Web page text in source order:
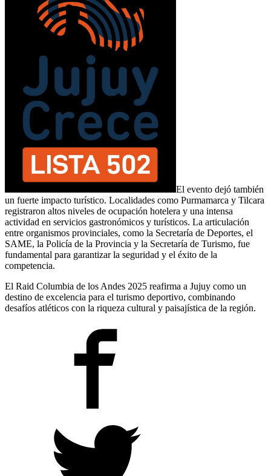
El evento dejó también
un fuerte impacto turístico. Localidades como Purmamarca y Tilcara
registraron altos niveles de ocupación hotelera y una intensa
actividad en servicios gastronómicos y turísticos. La articulación
entre organismos provinciales, como la Secretaría de Deportes, el
SAME, la Policía de la Provincia y la Secretaría de Turismo, fue
fundamental para garantizar la seguridad y el éxito de la
competencia.
El Raid Columbia de los Andes 2025 reafirma a Jujuy como un
destino de excelencia para el turismo deportivo, combinando
desafíos atléticos con la riqueza cultural y paisajística de la región.